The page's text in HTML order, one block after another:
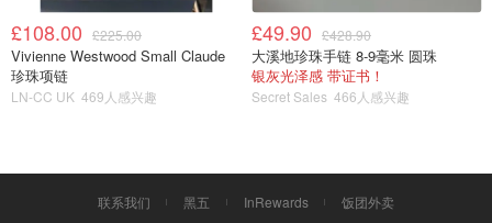
Amazon.com: 18 Rabbits Organic Gracious
Granola, Pecan, Almond & Coconut, 11 Ounce
Amazon
推荐4⃣️：Ladera Foods
£108.00 £225.00
Vivienne Westwood Small Claude
珍珠项链
LN-CC UK 469人感兴趣
£49.90 £428.90
大溪地珍珠手链 8-9毫米 圆珠
银灰光泽感 带证书！
Secret Sales 466人感兴趣
联系我们 黑五 InRewards
饭团外卖